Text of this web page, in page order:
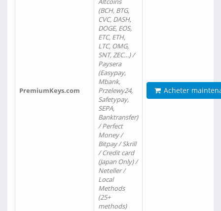
PremiumKeys.com
(BCH, BTG,
CVC, DASH,
DOGE, EOS,
ETC, ETH,
LTC, OMG,
SNT, ZEC…) /
Paysera
(Easypay,
Mbank,
Przelewy24,
Safetypay,
SEPA,
Banktransfer)
/ Perfect
Money /
Bitpay / Skrill
/ Credit card
(Japan Only) /
Neteller /
Local
Methods
(25+
methods)
Acheter